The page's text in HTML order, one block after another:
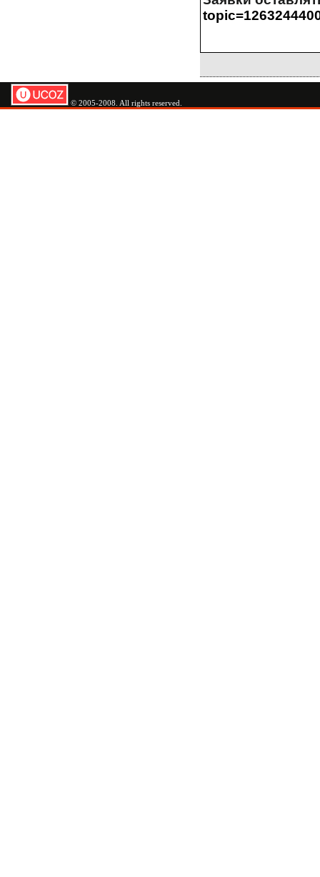
© 2005-2008. All rights reserved.